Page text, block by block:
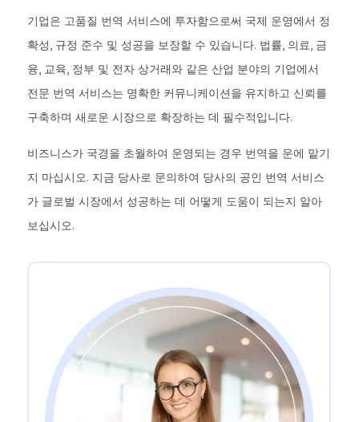
기업은 고품질 번역 서비스에 투자함으로써 국제 운영에서 정
확성, 규정 준수 및 성공을 보장할 수 있습니다. 법률, 의료, 금
융, 교육, 정부 및 전자 상거래와 같은 산업 분야의 기업에서
전문 번역 서비스는 명확한 커뮤니케이션을 유지하고 신뢰를
구축하며 새로운 시장으로 확장하는 데 필수적입니다.
비즈니스가 국경을 초월하여 운영되는 경우 번역을 운에 맡기
지 마십시오. 지금 당사로 문의하여 당사의 공인 번역 서비스
가 글로벌 시장에서 성공하는 데 어떻게 도움이 되는지 알아
보십시오.